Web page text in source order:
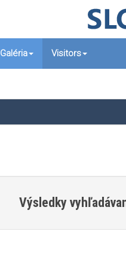
Galéria Visitors
Výsledky